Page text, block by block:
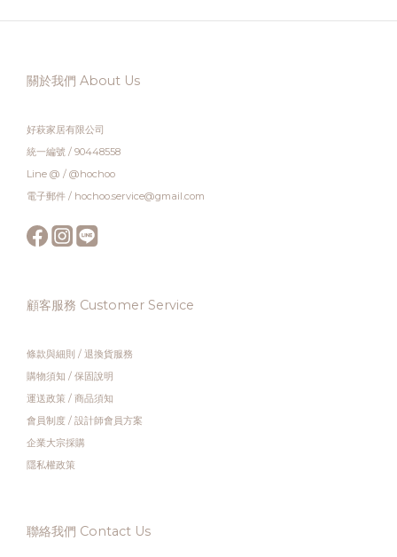
關於我們 About Us
好萩家居有限公司
統一編號 / 90448558
Line @ / @hochoo
電子郵件 / hochoo.service@gmail.com
顧客服務 Customer Service
條款與細則 / 退換貨服務
購物須知 / 保固說明
運送政策 / 商品須知
會員制度 / 設計師會員方案
企業大宗採購
隱私權政策
聯絡我們 Contact Us